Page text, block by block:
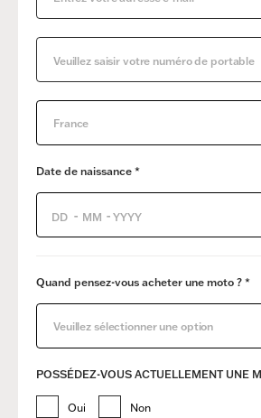
France
Date de naissance *
- -
Quand pensez-vous acheter une moto ? *
Veuillez sélectionner une option
POSSÉDEZ-VOUS ACTUELLEMENT UNE
Oui Non